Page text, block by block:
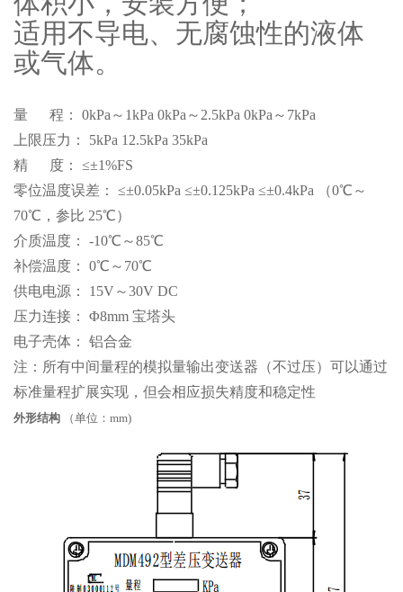
适用不导电、无腐蚀性的液体
或气体。
量 程： 0kPa～1kPa 0kPa～2.5kPa 0kPa～7kPa
上限压力： 5kPa 12.5kPa 35kPa
精 度： ≤±1%FS
零位温度误差： ≤±0.05kPa ≤±0.125kPa ≤±0.4kPa （0℃～
70℃，参比 25℃）
介质温度： -10℃～85℃
补偿温度： 0℃～70℃
供电电源： 15V～30V DC
压力连接： Φ8mm 宝塔头
电子壳体： 铝合金
注：所有中间量程的模拟量输出变送器（不过压）可以通过
标准量程扩展实现，但会相应损失精度和稳定性
外形结构 （单位：mm)